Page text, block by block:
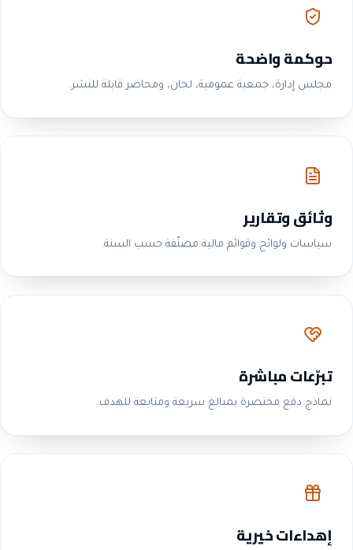
حوكمة واضحة
مجلس إدارة، جمعية عمومية، لجان، ومحاضر قابلة للنشر.
وثائق وتقارير
سياسات ولوائح وقوائم مالية مصنّفة حسب السنة.
تبرّعات مباشرة
نماذج دفع مختصرة بمبالغ سريعة ومتابعة للهدف.
إهداءات خيرية